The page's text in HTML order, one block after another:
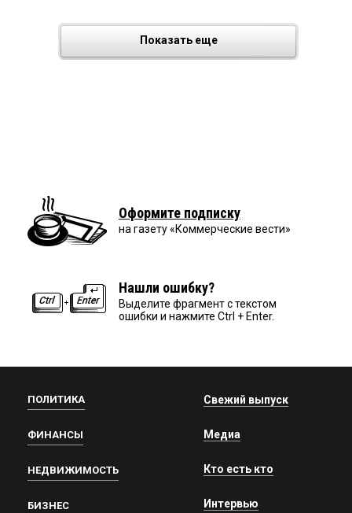
Показать еще
Оформите подписку
на газету «Коммерческие вести»
Нашли ошибку?
Выделите фрагмент с текстом
ошибки и нажмите Ctrl + Enter.
ПОЛИТИКА
ФИНАНСЫ
НЕДВИЖИМОСТЬ
БИЗНЕС
Свежий выпуск
Медиа
Кто есть кто
Интервью